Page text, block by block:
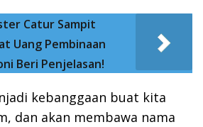
Catur Sampit
Uang Pembinaan
Beri Penjelasan!
kebanggaan buat kita
dan akan membawa nama